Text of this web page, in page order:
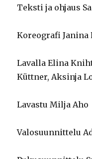
Teksti ja ohjaus
Koreografi Janina
Lavalla Elina
Küttner, Aksinja
Lavastu Milja Aho
Valosuunnittelu